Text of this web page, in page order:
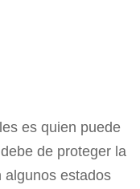
es quien puede
de proteger la
algunos estados